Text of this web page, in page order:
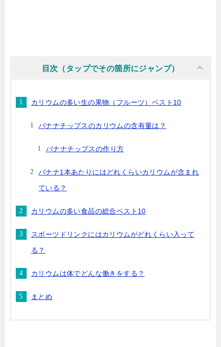
目次（タップでその箇所にジャンプ）
カリウムの多い生の果物（フルーツ）ベスト10
バナナチップスのカリウムの含有量は？
バナナチップスの作り方
バナナ1本あたりにはどれくらいカリウムが含まれ
ている？
カリウムの多い食品の総合ベスト10
スポーツドリンクにはカリウムがどれくらい入って
る？
カリウムは体でどんな働きをする？
まとめ